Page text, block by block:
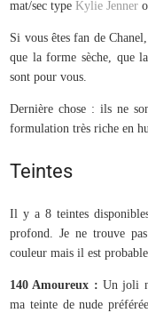
mat/sec typeKylie Jenner
Si vous êtes fan de
que la forme sèche, que
sont pour vous.
Dernière chose : ils ne
formulation très riche en
Teintes
Il y a 8 teintes
profond. Je ne trouve
couleur mais il est
140 Amoureux :Un joli
ma teinte de nude